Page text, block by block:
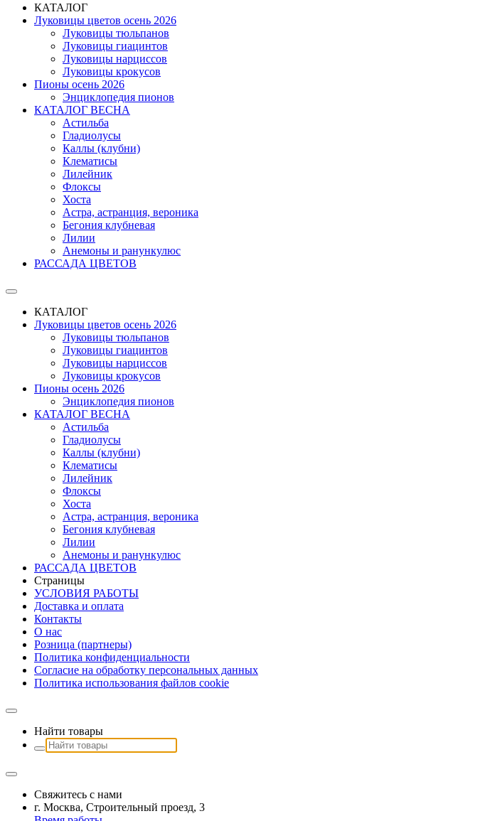
КАТАЛОГ
Луковицы цветов осень 2026
Луковицы тюльпанов
Луковицы гиацинтов
Луковицы нарциссов
Луковицы крокусов
Пионы осень 2026
Энциклопедия пионов
КАТАЛОГ ВЕСНА
Астильба
Гладиолусы
Каллы (клубни)
Клематисы
Лилейник
Флоксы
Хоста
Астра, астранция, вероника
Бегония клубневая
Лилии
Анемоны и ранункулюс
РАССАДА ЦВЕТОВ
КАТАЛОГ
Луковицы цветов осень 2026
Луковицы тюльпанов
Луковицы гиацинтов
Луковицы нарциссов
Луковицы крокусов
Пионы осень 2026
Энциклопедия пионов
КАТАЛОГ ВЕСНА
Астильба
Гладиолусы
Каллы (клубни)
Клематисы
Лилейник
Флоксы
Хоста
Астра, астранция, вероника
Бегония клубневая
Лилии
Анемоны и ранункулюс
РАССАДА ЦВЕТОВ
Страницы
УСЛОВИЯ РАБОТЫ
Доставка и оплата
Контакты
О наc
Розница (партнеры)
Политика конфиденциальности
Согласие на обработку персональных данных
Политика использования файлов сookie
Найти товары
Свяжитесь с нами
г. Москва, Строительный проезд, 3